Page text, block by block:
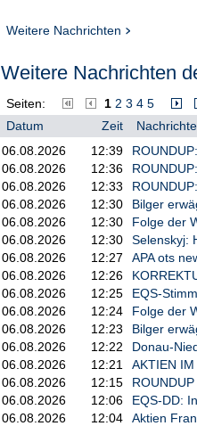
Sindelfingen den Spanier Juan
legen Grundstein
ihre Einzel jeweils gewonnen.
(4:7), 6:4 nieder. «Da waren
Richtung hätten gehen können.
1:1 steht nach dem ersten Tag»,
Hanfmann hatte Shintaro
«Ich fand, Yannick hat es vom
Krawietz/Pütz wehren
drei Satzbälle ab
Der 51-Jährige hatte
auch nutzten. Das Weltklasse-
überlegene Duo.
Ihnen glückte dabei schnell das
heran, doch mit dem dritten
Jahr den ersten Durchgang.
Im zweiten Satz entwickelte sich
Krawietz/Pütz beim Stand von
Dort ließen sie den Japanern
gut gespielt. Und das war der
Weitere Nachrichten
Weitere Nachrichten
Seiten: 1 2 3 4 5
Datum
Zeit
06.08.2026
12:39
06.08.2026
12:36
06.08.2026
12:33
06.08.2026
12:30
Bilger
06.08.2026
12:30
Folge der
06.08.2026
12:30
Selenskyj:
06.08.2026
12:27
APA ots
06.08.2026
12:26
06.08.2026
12:25
EQS-
06.08.2026
12:24
Folge der
06.08.2026
12:23
Bilger
06.08.2026
12:22
Donau-
06.08.2026
12:21
AKTIEN
06.08.2026
12:15
06.08.2026
12:06
EQS-DD:
06.08.2026
12:04
Aktien